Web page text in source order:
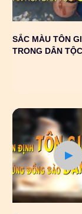
SẮC MÀU TÔN
TRONG DÂN